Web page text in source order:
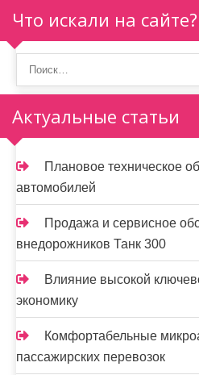
Что искали на сайте?
Актуальные статьи
Плановое техническое
автомобилей
Продажа и сервисное
внедорожников Танк 300
Влияние высокой
экономику
Комфортабельные
пассажирских перевозок